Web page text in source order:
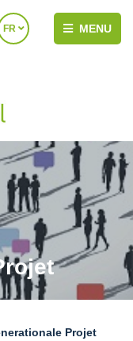
FR MENU
Projet